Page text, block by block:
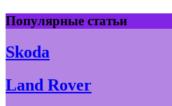
Skip
to
content
Популярные статьи
Skoda
Land Rover